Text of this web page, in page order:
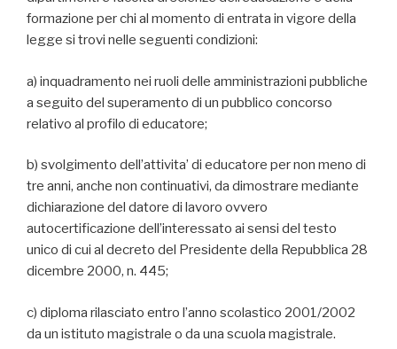
formazione per chi al momento di entrata in vigore della
legge si trovi nelle seguenti condizioni:
a) inquadramento nei ruoli delle amministrazioni pubbliche
a seguito del superamento di un pubblico concorso
relativo al profilo di educatore;
b) svolgimento dell’attivita’ di educatore per non meno di
tre anni, anche non continuativi, da dimostrare mediante
dichiarazione del datore di lavoro ovvero
autocertificazione dell’interessato ai sensi del testo
unico di cui al decreto del Presidente della Repubblica 28
dicembre 2000, n. 445;
c) diploma rilasciato entro l’anno scolastico 2001/2002
da un istituto magistrale o da una scuola magistrale.